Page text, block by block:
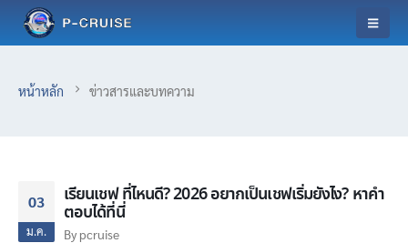
หน้าหลัก ข่าวสารและบทความ
03
ม.ค.
เรียนเชฟ ที่ไหนดี? 2026 อยากเป็นเชฟเริ่มยังไง? หาคำ
ตอบได้ที่นี่
By pcruise